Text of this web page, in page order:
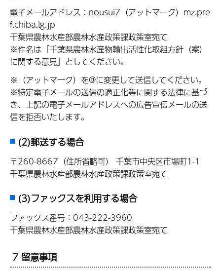
電子メールアドレス：nousui7（アットマーク）mz.pre
f.chiba.lg.jp
千葉県農林水産部農林水産政策課政策室宛て
※件名は「千葉県農林水産物輸出活性化取組方針（案）
に関する意見」としてください。
※（アットマーク）を@に変更して送信してください。
※特定電子メールの送信の適正化等に関する法律に基づ
き、上記の電子メールアドレスへの広告宣伝メールの送
信を拒否いたします。
(2)郵送する場合
〒260-8667（住所省略可） 千葉市中央区市場町1-1
千葉県農林水産部農林水産政策課政策室宛て
(3)ファックスを利用する場合
ファックス番号：043-222-3960
千葉県農林水産部農林水産政策課政策室宛て
7 留意事項